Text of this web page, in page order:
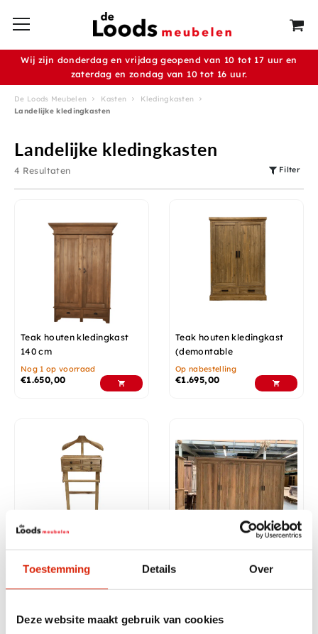
Toestemming Details Over
Deze website maakt gebruik van cookies
Wij zijn donderdag en vrijdag geopend van 10 tot 17 uur en
zaterdag en zondag van 10 tot 16 uur.
De Loods Meubelen Kasten
Kledingkasten
Landelijke kledingkasten
Landelijke kledingkasten
4 Resultaten Filter
Teak houten kledingkast
140 cm
Nog 1 op voorraad
€1.650,00
Teak houten kledingkast
(demontable
Op nabestelling
€1.695,00
Op nabestelling
kledingkast 280 lang
Nog 1 op voorraad